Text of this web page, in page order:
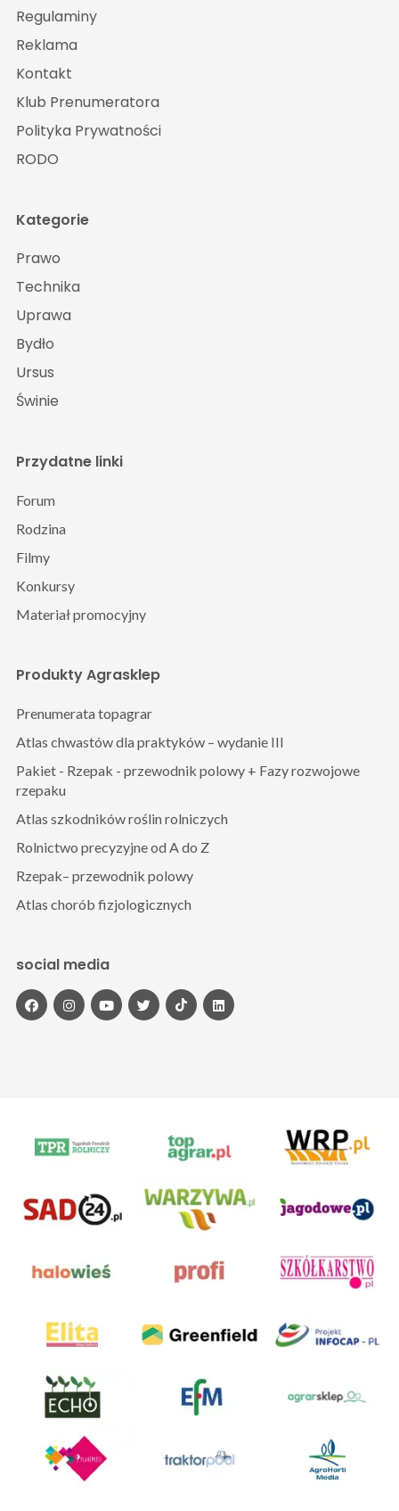
Regulaminy
Reklama
Kontakt
Klub Prenumeratora
Polityka Prywatności
RODO
Kategorie
Prawo
Technika
Uprawa
Bydło
Ursus
Świnie
Produkty Agrasklep
Prenumerata topagrar
Atlas chwastów dla praktyków – wydanie III
Pakiet - Rzepak - przewodnik polowy + Fazy rozwojowe
rzepaku
Atlas szkodników roślin rolniczych
Rolnictwo precyzyjne od A do Z
Rzepak– przewodnik polowy
Atlas chorób fizjologicznych
Przydatne linki
Forum
Rodzina
Filmy
Konkursy
Materiał promocyjny
social media